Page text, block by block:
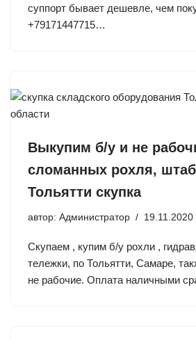
суппорт бывает дешевле, чем
+79171447715…
Выкупим б/у и не
сломанных рохля,
Тольятти скупка
автор: Администратор 19.11.2020
Скупаем , купим б/у рохли ,
тележки, по Тольятти, Самаре,
не рабочие. Оплата наличными